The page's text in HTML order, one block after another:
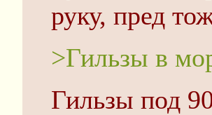
руку, пред
>Гильзы в
Гильзы под